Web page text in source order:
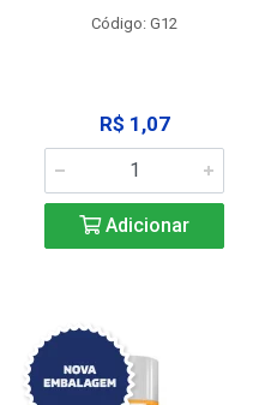
Código: G12
R$ 1,07
Adicionar